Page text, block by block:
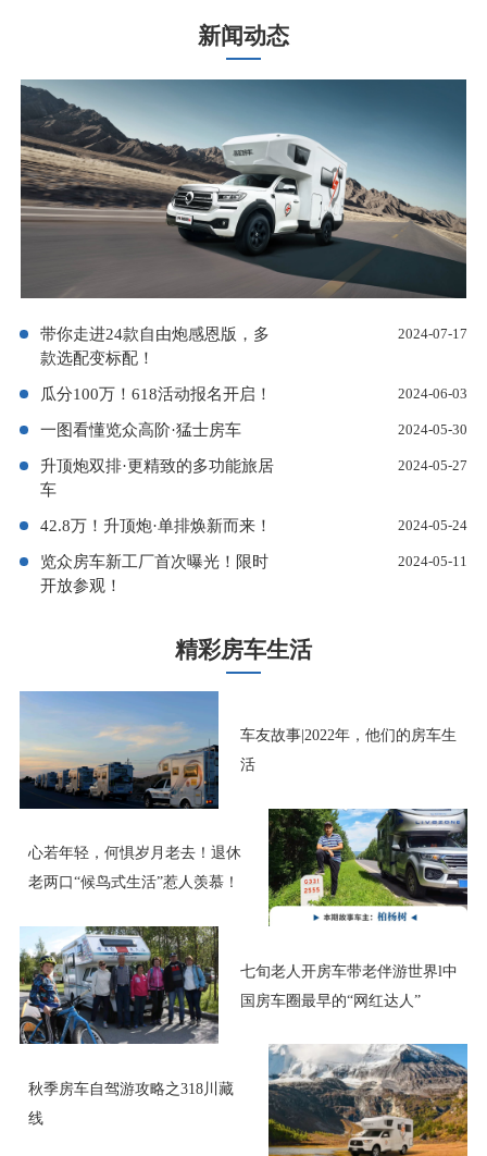
新闻动态
带你走进24款自由炮感恩版，多
款选配变标配！
2024-07-17
瓜分100万！618活动报名开启！ 2024-06-03
一图看懂览众高阶·猛士房车 2024-05-30
升顶炮双排·更精致的多功能旅居
车
2024-05-27
42.8万！升顶炮·单排焕新而来！ 2024-05-24
览众房车新工厂首次曝光！限时
开放参观！
2024-05-11
精彩房车生活
车友故事|2022年，他们的房车生
活
心若年轻，何惧岁月老去！退休
老两口“候鸟式生活”惹人羡慕！
七旬老人开房车带老伴游世界l中
国房车圈最早的“网红达人”
秋季房车自驾游攻略之318川藏
线